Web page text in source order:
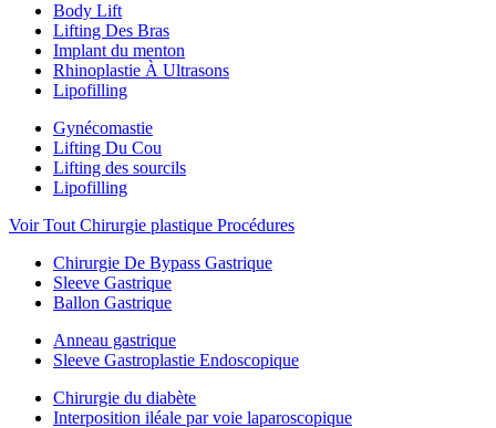
Body Lift
Lifting Des Bras
Implant du menton
Rhinoplastie À Ultrasons
Lipofilling
Gynécomastie
Lifting Du Cou
Lifting des sourcils
Lipofilling
Voir Tout Chirurgie plastique Procédures
Chirurgie De Bypass Gastrique
Sleeve Gastrique
Ballon Gastrique
Anneau gastrique
Sleeve Gastroplastie Endoscopique
Chirurgie du diabète
Interposition iléale par voie laparoscopique